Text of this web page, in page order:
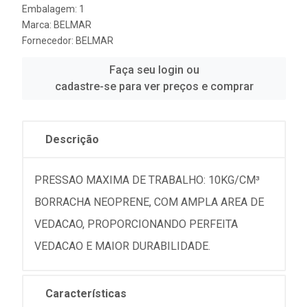
Embalagem: 1
Marca: BELMAR
Fornecedor: BELMAR
Faça seu login ou
cadastre-se para ver preços e comprar
Descrição
PRESSAO MAXIMA DE TRABALHO: 10KG/CM³
BORRACHA NEOPRENE, COM AMPLA AREA DE
VEDACAO, PROPORCIONANDO PERFEITA
VEDACAO E MAIOR DURABILIDADE.
Características